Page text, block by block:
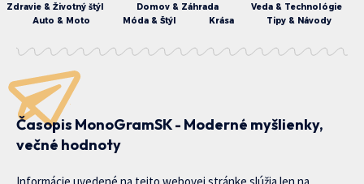
Zdravie & Životný štýl Domov & Záhrada
Veda & Technológie
Auto & Moto
Móda & Štýl Krása Tipy & Návody
Časopis MonoGramSK - Moderné myšlienky,
večné hodnoty
Informácie uvedené na tejto webovej stránke slúžia len na